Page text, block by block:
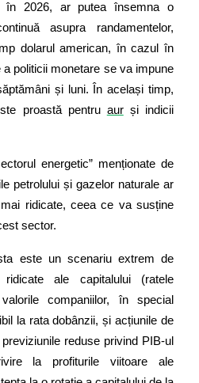
în 2026, ar putea însemna o
asupra randamentelor,
dolarul american, în cazul în
politicii monetare se va impune
și luni. În același timp,
proastă pentru aur și indicii
energetic” menționate de
petrolului și gazelor naturale ar
ridicate, ceea ce va susține
sector.
este un scenariu extrem de
ale capitalului (ratele
companiilor, în special
la rata dobânzii, și acțiunile de
reduse privind PIB-ul
la profiturile viitoare ale